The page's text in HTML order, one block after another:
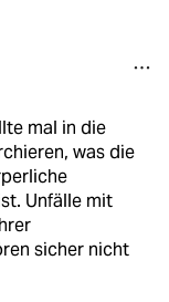
mal in die
was die
Unfälle mit
sicher nicht